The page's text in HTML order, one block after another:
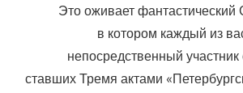
Это оживает фантастический
в котором каждый из
непосредственный
ставших Тремя актами